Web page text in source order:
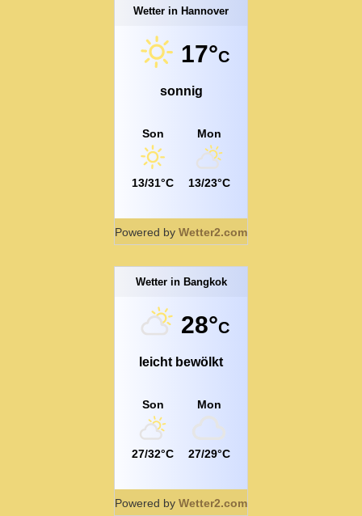
Wetter in Hannover
17°C
sonnig
Son
13/31°C
Mon
13/23°C
Powered by Wetter2.com
Wetter in Bangkok
28°C
leicht bewölkt
Son
27/32°C
Mon
27/29°C
Powered by Wetter2.com